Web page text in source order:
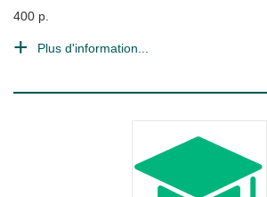
400 p.
Plus d'information...